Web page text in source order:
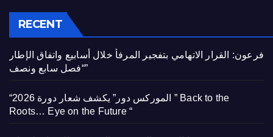
RECENT
فرعون: القرار الاتهامي بتفجير المرفأ خلال أسابيع واتفاق الإطار
“فصل سابع ونصف”
“الموركس دور” يكشف شعار دورة 2026 ” Back to the
Roots… Eye on the Future “